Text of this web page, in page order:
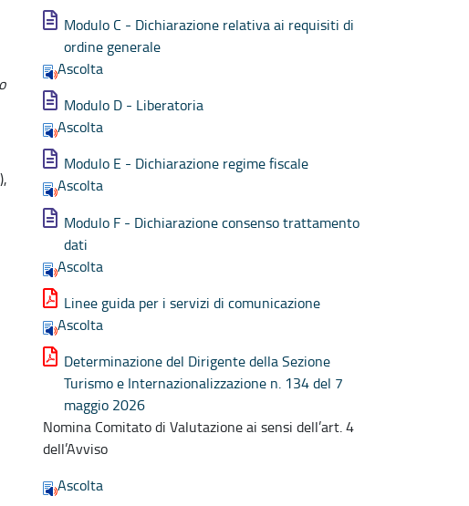
Modulo C - Dichiarazione relativa ai requisiti di
ordine generale
Ascolta
Modulo D - Liberatoria
Ascolta
Modulo E - Dichiarazione regime fiscale
Ascolta
Modulo F - Dichiarazione consenso trattamento
dati
Ascolta
Linee guida per i servizi di comunicazione
Ascolta
Determinazione del Dirigente della Sezione
Turismo e Internazionalizzazione n. 134 del 7
maggio 2026
Nomina Comitato di Valutazione ai sensi dell’art. 4
dell’Avviso
Ascolta